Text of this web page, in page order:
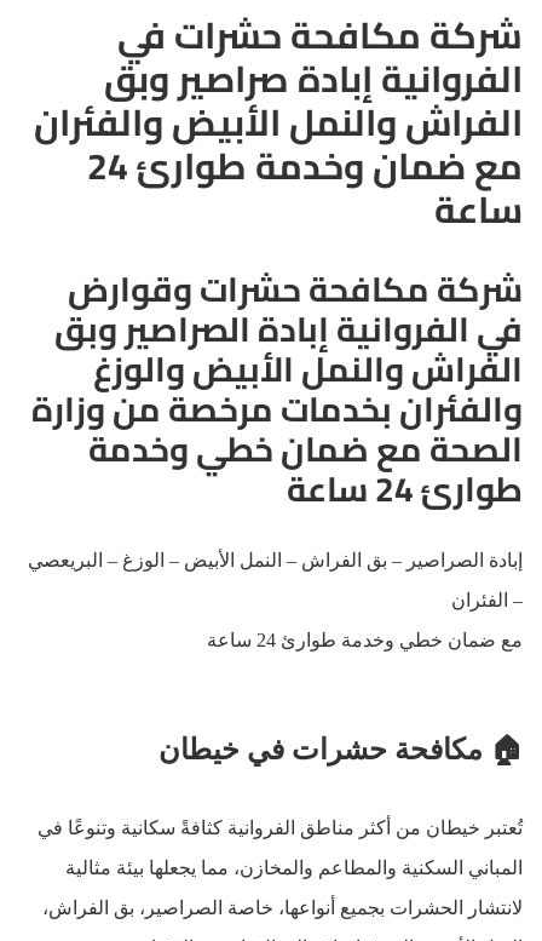
شركة مكافحة حشرات في
الفروانية إبادة صراصير وبق
الفراش والنمل الأبيض والفئران
مع ضمان وخدمة طوارئ 24
ساعة
شركة مكافحة حشرات وقوارض
في الفروانية إبادة الصراصير وبق
الفراش والنمل الأبيض والوزغ
والفئران بخدمات مرخصة من وزارة
الصحة مع ضمان خطي وخدمة
طوارئ 24 ساعة
إبادة الصراصير – بق الفراش – النمل الأبيض – الوزغ – البريعصي
– الفئران
مع ضمان خطي وخدمة طوارئ 24 ساعة
🏠 مكافحة حشرات في خيطان
تُعتبر خيطان من أكثر مناطق الفروانية كثافةً سكانية وتنوعًا في
المباني السكنية والمطاعم والمخازن، مما يجعلها بيئة مثالية
لانتشار الحشرات بجميع أنواعها، خاصة الصراصير، بق الفراش،